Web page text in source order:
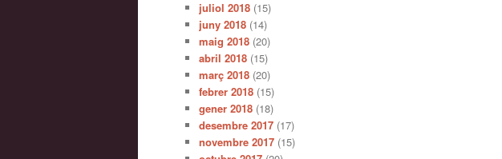
juliol 2018 (15)
juny 2018 (14)
maig 2018 (20)
abril 2018 (15)
març 2018 (20)
febrer 2018 (15)
gener 2018 (18)
desembre 2017 (17)
novembre 2017 (15)